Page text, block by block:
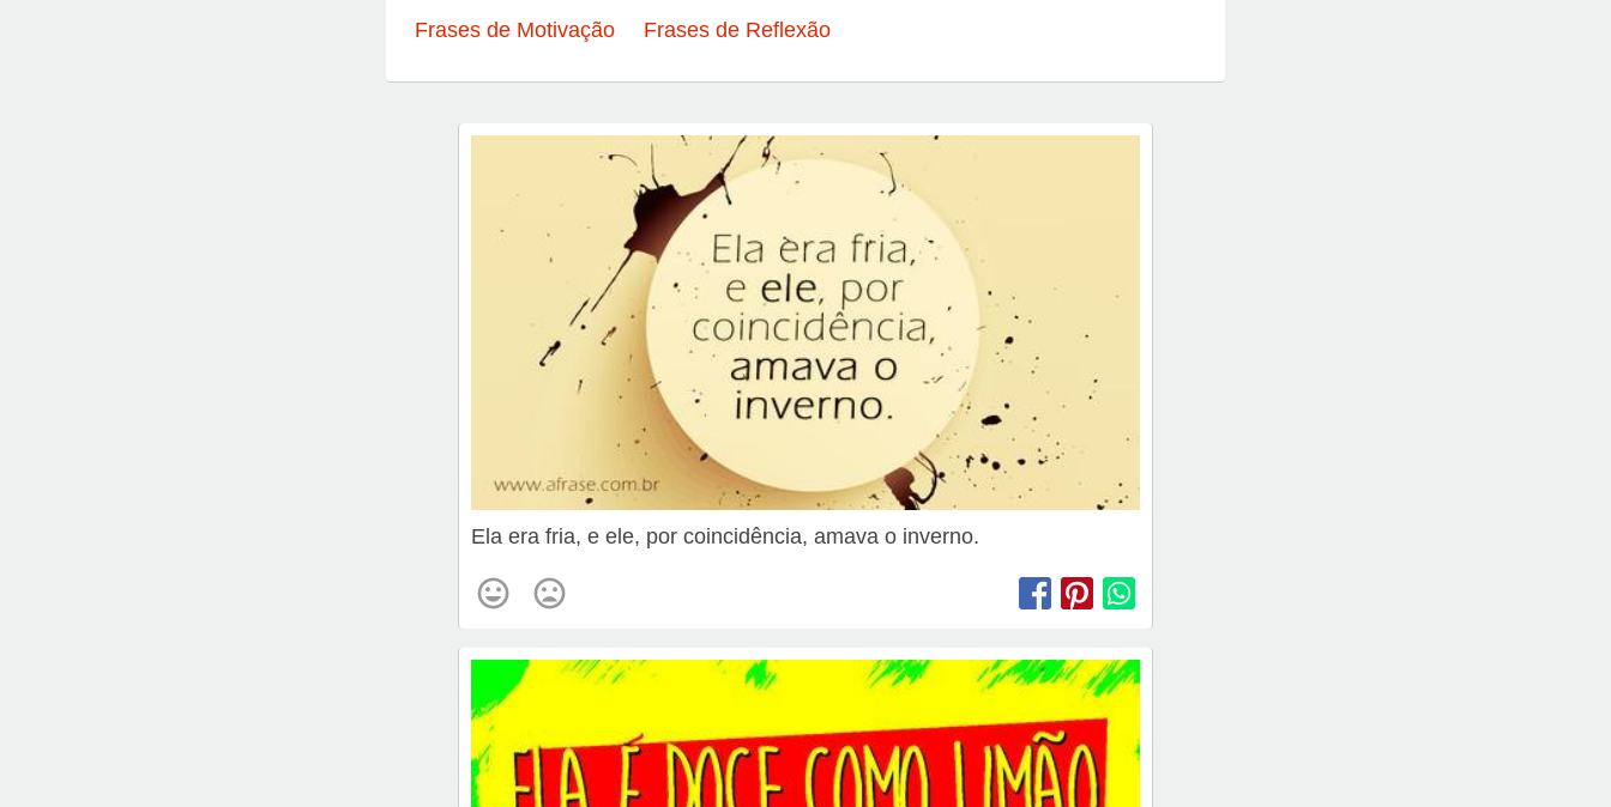
Frases de Motivação Frases de Reflexão
Ela era fria, e ele, por coincidência, amava o inverno.